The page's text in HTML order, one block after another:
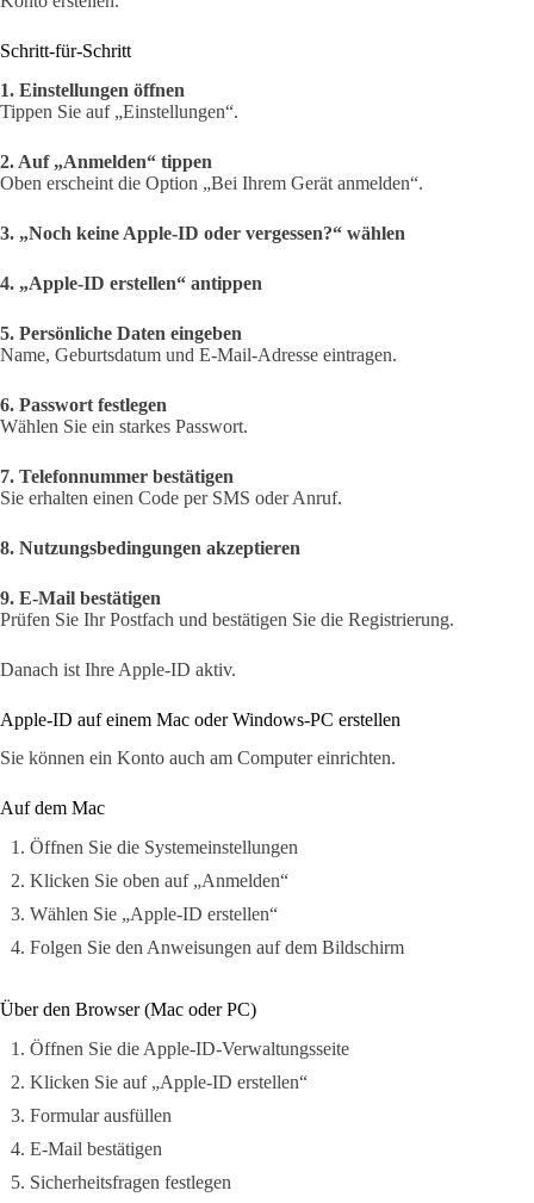
Schritt-für-Schritt
1. Einstellungen öffnen
Tippen Sie auf „Einstellungen“.
2. Auf „Anmelden“ tippen
Oben erscheint die Option „Bei Ihrem Gerät anmelden“.
3. „Noch keine Apple-ID oder vergessen?“ wählen
4. „Apple-ID erstellen“ antippen
5. Persönliche Daten eingeben
Name, Geburtsdatum und E-Mail-Adresse eintragen.
6. Passwort festlegen
Wählen Sie ein starkes Passwort.
7. Telefonnummer bestätigen
Sie erhalten einen Code per SMS oder Anruf.
8. Nutzungsbedingungen akzeptieren
9. E-Mail bestätigen
Prüfen Sie Ihr Postfach und bestätigen Sie die Registrierung.
Danach ist Ihre Apple-ID aktiv.
Apple-ID auf einem Mac oder Windows-PC erstellen
Sie können ein Konto auch am Computer einrichten.
Auf dem Mac
Öffnen Sie die Systemeinstellungen
Klicken Sie oben auf „Anmelden“
Wählen Sie „Apple-ID erstellen“
Folgen Sie den Anweisungen auf dem Bildschirm
Über den Browser (Mac oder PC)
Öffnen Sie die Apple-ID-Verwaltungsseite
Klicken Sie auf „Apple-ID erstellen“
Formular ausfüllen
E-Mail bestätigen
Sicherheitsfragen festlegen